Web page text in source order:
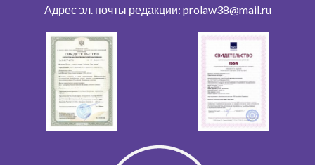
Адрес эл. почты редакции: prolaw38@mail.ru